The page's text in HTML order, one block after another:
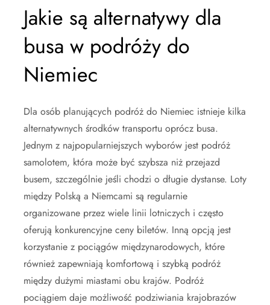
Jakie są alternatywy dla
busa w podróży do
Niemiec
Dla osób planujących podróż do Niemiec istnieje kilka
alternatywnych środków transportu oprócz busa.
Jednym z najpopularniejszych wyborów jest podróż
samolotem, która może być szybsza niż przejazd
busem, szczególnie jeśli chodzi o długie dystanse. Loty
między Polską a Niemcami są regularnie
organizowane przez wiele linii lotniczych i często
oferują konkurencyjne ceny biletów. Inną opcją jest
korzystanie z pociągów międzynarodowych, które
również zapewniają komfortową i szybką podróż
między dużymi miastami obu krajów. Podróż
pociągiem daje możliwość podziwiania krajobrazów